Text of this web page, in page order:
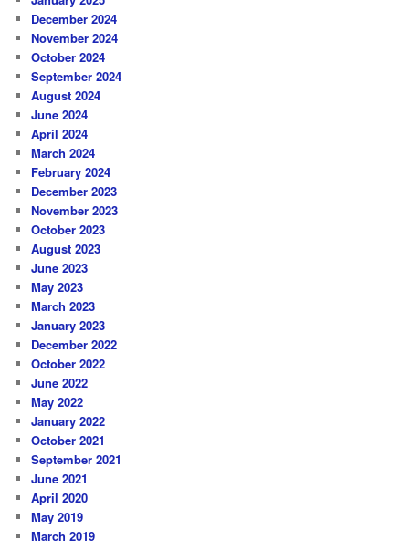
December 2024
November 2024
October 2024
September 2024
August 2024
June 2024
April 2024
March 2024
February 2024
December 2023
November 2023
October 2023
August 2023
June 2023
May 2023
March 2023
January 2023
December 2022
October 2022
June 2022
May 2022
January 2022
October 2021
September 2021
June 2021
April 2020
May 2019
March 2019